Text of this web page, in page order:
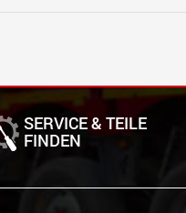
SERVICE & TEILE
FINDEN